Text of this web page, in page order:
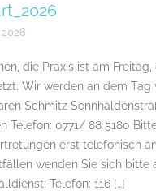
2026
die Praxis ist am Freitag,
Wir werden an dem Tag
Schmitz
Telefon: 0771/ 88 5180
erst telefonisch
wenden Sie sich bitte
Telefon: 116 […]